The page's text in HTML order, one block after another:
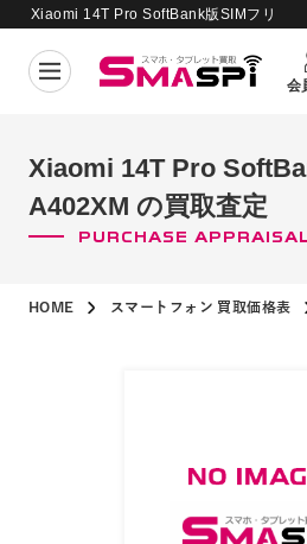
Xiaomi 14T Pro SoftBank版SIMフリ
会
Xiaomi 14T Pro
A402XM の買取査定
PURCHASE
HOME スマートフォン 買取価格表